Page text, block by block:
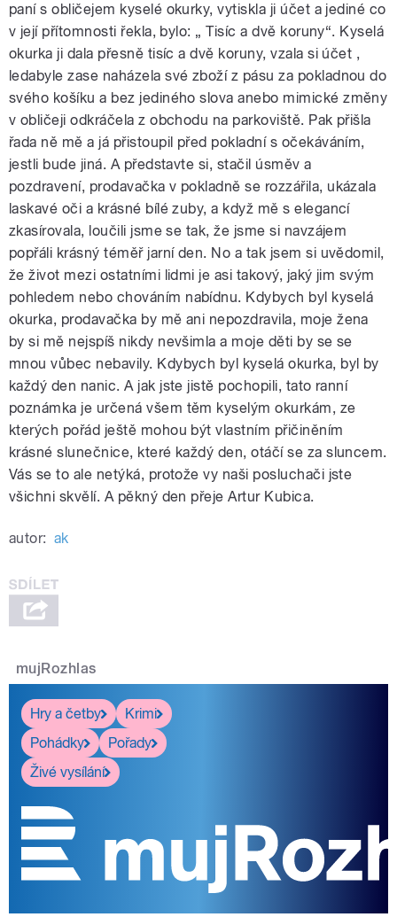
paní s obličejem kyselé okurky, vytiskla ji účet a jediné co
v její přítomnosti řekla, bylo: „ Tisíc a dvě koruny“. Kyselá
okurka ji dala přesně tisíc a dvě koruny, vzala si účet ,
ledabyle zase naházela své zboží z pásu za pokladnou do
svého košíku a bez jediného slova anebo mimické změny
v obličeji odkráčela z obchodu na parkoviště. Pak přišla
řada ně mě a já přistoupil před pokladní s očekáváním,
jestli bude jiná. A představte si, stačil úsměv a
pozdravení, prodavačka v pokladně se rozzářila, ukázala
laskavé oči a krásné bílé zuby, a když mě s elegancí
zkasírovala, loučili jsme se tak, že jsme si navzájem
popřáli krásný téměř jarní den. No a tak jsem si uvědomil,
že život mezi ostatními lidmi je asi takový, jaký jim svým
pohledem nebo chováním nabídnu. Kdybych byl kyselá
okurka, prodavačka by mě ani nepozdravila, moje žena
by si mě nejspíš nikdy nevšimla a moje děti by se se
mnou vůbec nebavily. Kdybych byl kyselá okurka, byl by
každý den nanic. A jak jste jistě pochopili, tato ranní
poznámka je určená všem těm kyselým okurkám, ze
kterých pořád ještě mohou být vlastním přičiněním
krásné slunečnice, které každý den, otáčí se za sluncem.
Vás se to ale netýká, protože vy naši posluchači jste
všichni skvělí. A pěkný den přeje Artur Kubica.
autor: ak
mujRozhlas
Hry a četby
Krimi
Pohádky
Pořady
Živé vysílání